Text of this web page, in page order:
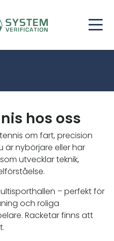
hos oss
om fart, precision
nybörjare eller har
utvecklar teknik,
– perfekt för
och roliga
Racketar finns att